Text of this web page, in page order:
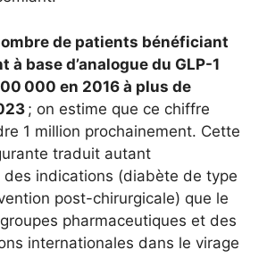
de patients bénéficiant
à base d’analogue du GLP-1
000 en 2016 à plus de
; on estime que ce chiffre
1 million prochainement. Cette
traduit autant
des indications (diabète de type
post-chirurgicale) que le
pharmaceutiques et des
internationales dans le virage